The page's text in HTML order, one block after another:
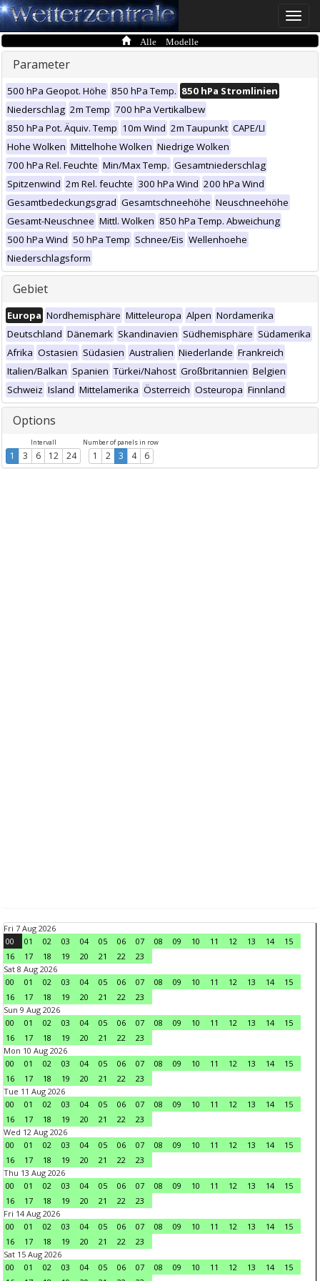
Toggle
Alle Modelle
Parameter
500 hPa Geopot. Höhe 850 hPa Temp. 850 hPa Stromlinien
Niederschlag 2m Temp 700 hPa Vertikalbew
850 hPa Pot. Äquiv. Temp 10m Wind 2m Taupunkt CAPE/LI
Hohe Wolken Mittelhohe Wolken Niedrige Wolken
700 hPa Rel. Feuchte Min/Max Temp. Gesamtniederschlag
Spitzenwind 2m Rel. feuchte 300 hPa Wind 200 hPa Wind
Gesamtbedeckungsgrad Gesamtschneehöhe Neuschneehöhe
Gesamt-Neuschnee Mittl. Wolken 850 hPa Temp. Abweichung
500 hPa Wind 50 hPa Temp Schnee/Eis Wellenhoehe
Niederschlagsform
Gebiet
Europa Nordhemisphäre Mitteleuropa Alpen Nordamerika
Deutschland Dänemark Skandinavien Südhemisphäre Südamerika
Afrika Ostasien Südasien Australien Niederlande Frankreich
Italien/Balkan Spanien Türkei/Nahost Großbritannien Belgien
Schweiz Island Mittelamerika Österreich Osteuropa Finnland
Options
Intervall
1 3 6 12 24
Number of panels in row
1 2 3 4 6
Fri 7 Aug 2026
00
01 02 03 04 05 06 07 08 09 10 11 12 13 14
15
16
17 18 19 20 21 22
23
Sat 8 Aug 2026
00
01 02 03 04 05 06 07 08 09 10 11 12 13 14
15
16
17 18 19 20 21 22
23
Sun 9 Aug 2026
00
01 02 03 04 05 06 07 08 09 10 11 12 13 14
15
16
17 18 19 20 21 22
23
Mon 10 Aug 2026
00
01 02 03 04 05 06 07 08 09 10 11 12 13 14
15
16
17 18 19 20 21 22
23
Tue 11 Aug 2026
00
01 02 03 04 05 06 07 08 09 10 11 12 13 14
15
16
17 18 19 20 21 22
23
Wed 12 Aug 2026
00
01 02 03 04 05 06 07 08 09 10 11 12 13 14
15
16
17 18 19 20 21 22
23
Thu 13 Aug 2026
00
01 02 03 04 05 06 07 08 09 10 11 12 13 14
15
16
17 18 19 20 21 22
23
Fri 14 Aug 2026
00
01 02 03 04 05 06 07 08 09 10 11 12 13 14
15
16
17 18 19 20 21 22
23
Sat 15 Aug 2026
00
01 02 03 04 05 06 07 08 09 10 11 12 13 14
15